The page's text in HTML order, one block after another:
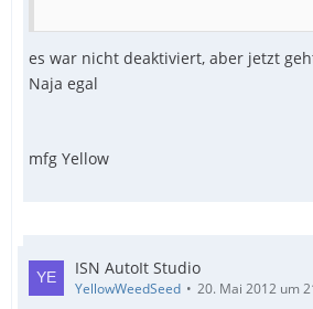
es war nicht deaktiviert, aber jetzt
Naja egal
mfg Yellow
ISN AutoIt Studio
YellowWeedSeed 20. Mai 2012 um